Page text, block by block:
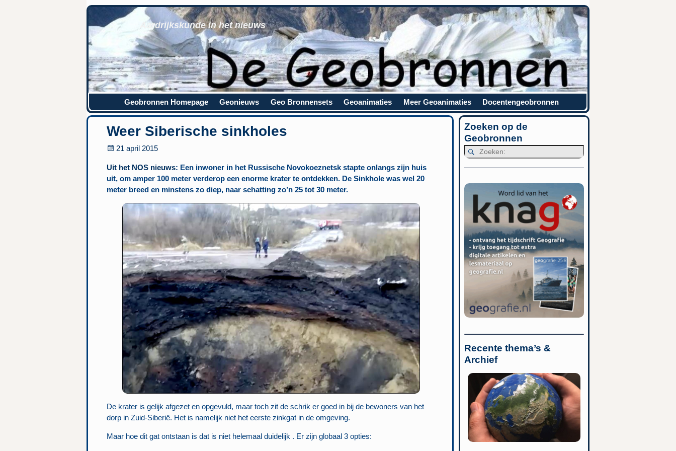
Aardrijkskunde in het nieuws
Geobronnen Homepage Geonieuws Geo Bronnensets Geoanimaties Meer Geoanimaties Docentengeobronnen
Weer Siberische sinkholes
21 april 2015
Uit het NOS nieuws: Een inwoner in het Russische Novokoeznetsk stapte onlangs zijn huis
uit, om amper 100 meter verderop een enorme krater te ontdekken. De Sinkhole was wel 20
meter breed en minstens zo diep, naar schatting zo’n 25 tot 30 meter.
De krater is gelijk afgezet en opgevuld, maar toch zit de schrik er goed in bij de bewoners van het
dorp in Zuid-Siberië. Het is namelijk niet het eerste zinkgat in de omgeving.
Maar hoe dit gat ontstaan is dat is niet helemaal duidelijk . Er zijn globaal 3 opties:
Zoeken op de
Geobronnen
Recente thema’s &
Archief